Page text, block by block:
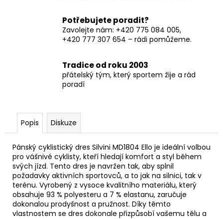
Potřebujete poradit?
Zavolejte nám: +420 775 084 005,
+420 777 307 654 – rádi pomůžeme.
Tradice od roku 2003
přátelský tým, který sportem žije a rád
poradí
Popis Diskuze
Pánský cyklistický dres Silvini MD1804 Ello je ideální volbou
pro vášnivé cyklisty, kteří hledají komfort a styl během
svých jízd. Tento dres je navržen tak, aby splnil
požadavky aktivních sportovců, a to jak na silnici, tak v
terénu. Vyrobený z vysoce kvalitního materiálu, který
obsahuje 93 % polyesteru a 7 % elastanu, zaručuje
dokonalou prodyšnost a pružnost. Díky těmto
vlastnostem se dres dokonale přizpůsobí vašemu tělu a